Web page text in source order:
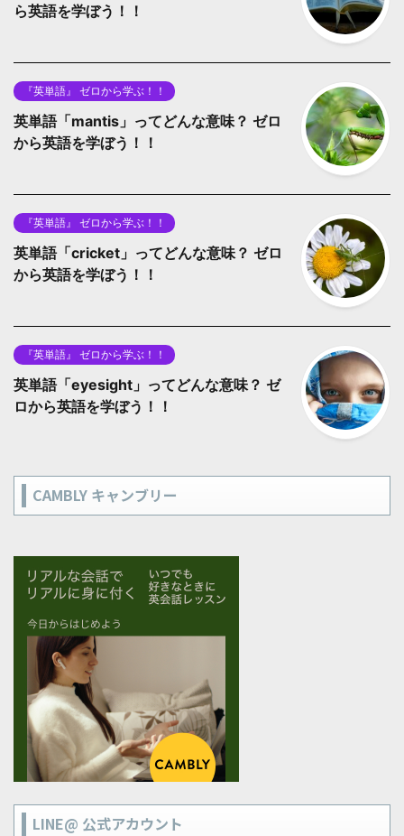
ら英語を学ぼう！！
『英単語』 ゼロから学ぶ！！
英単語「mantis」ってどんな意味？ ゼロ
から英語を学ぼう！！
『英単語』 ゼロから学ぶ！！
英単語「cricket」ってどんな意味？ ゼロ
から英語を学ぼう！！
『英単語』 ゼロから学ぶ！！
英単語「eyesight」ってどんな意味？ ゼ
ロから英語を学ぼう！！
CAMBLY キャンブリー
LINE@ 公式アカウント